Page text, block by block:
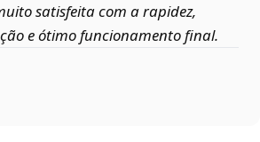
satisfeita com a rapidez,
e ótimo funcionamento final.